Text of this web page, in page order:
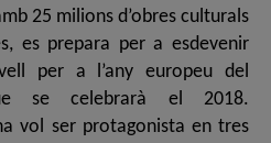
25 milions d’obres culturals
es prepara per a esdevenir
per a l’any europeu del
se celebrarà el 2018.
vol ser protagonista en tres